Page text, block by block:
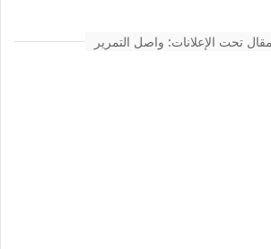
تحت الإعلانات: واصل التمرير